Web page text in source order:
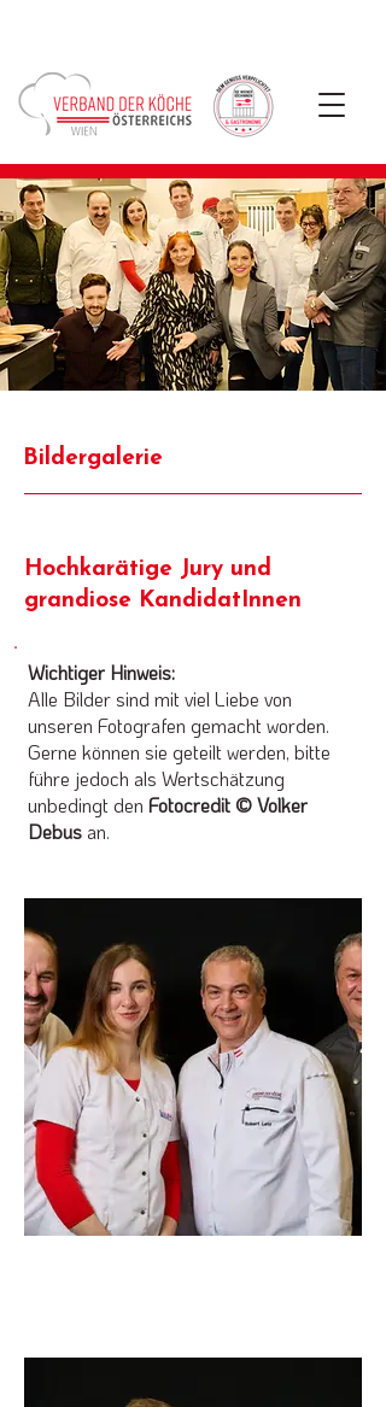
Bildergalerie
Hochkarätige Jury und
grandiose KandidatInnen
Wichtiger Hinweis:
Alle Bilder sind mit viel Liebe von
unseren Fotografen gemacht worden.
Gerne können sie geteilt werden, bitte
führe jedoch als Wertschätzung
unbedingt den Fotocredit © Volker
Debus an.